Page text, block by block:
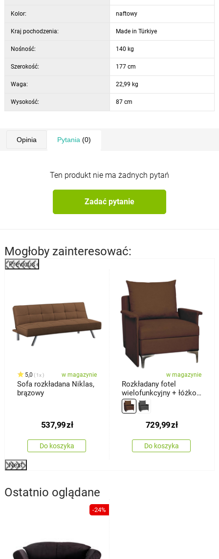
Kolor: naftowy
Kraj pochodzenia: Made in Türkiye
Nośność: 140 kg
Szerokość: 177 cm
Waga: 22,99 kg
Wysokość: 87 cm
Opinia Pytania (0)
Ten produkt nie ma żadnych pytań
Zadać pytanie
Mogłoby zainteresować:
Previous
5,0 1x w magazynie
Sofa rozkładana Niklas,
brązowy
537,99zł
Do koszyka
w magazynie
Rozkładany fotel
wielofunkcyjny + łóżko
Baron, brązowy
729,99zł
Do koszyka
Next
Ostatnio oglądane
-24%